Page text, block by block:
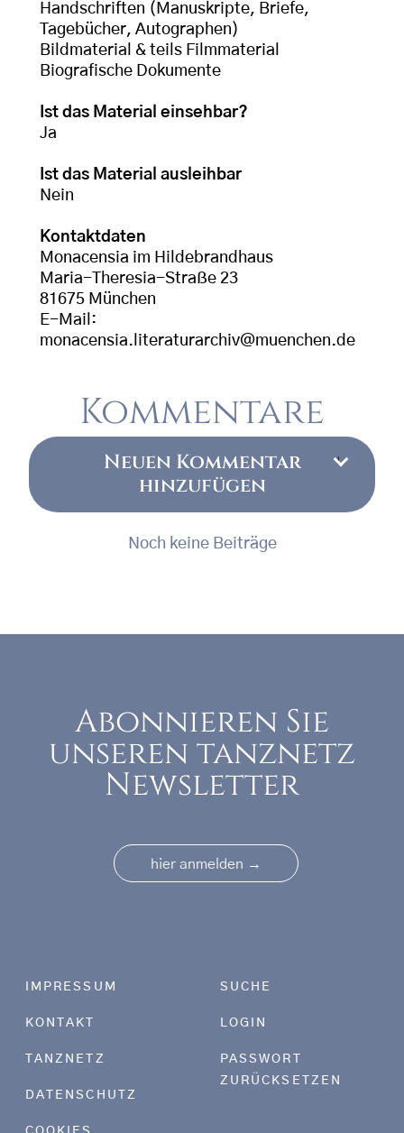
Handschriften (Manuskripte, Briefe,
Tagebücher, Autographen)
Bildmaterial & teils Filmmaterial
Biografische Dokumente
Ist das Material einsehbar?
Ja
Ist das Material ausleihbar
Nein
Kontaktdaten
Monacensia im Hildebrandhaus
Maria-Theresia-Straße 23
81675 München
E-Mail:
monacensia.literaturarchiv@muenchen.de
Kommentare
Neuen Kommentar
hinzufügen
Noch keine Beiträge
Abonnieren Sie
unseren tanznetz
Newsletter
hier anmelden →
Footer menu
IMPRESSUM
KONTAKT
TANZNETZ
DATENSCHUTZ
SUCHE
LOGIN
PASSWORT
ZURÜCKSETZEN